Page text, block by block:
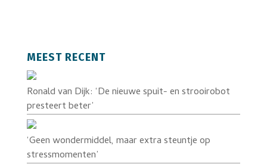
MEEST RECENT
Ronald van Dijk: ‘De nieuwe spuit- en strooirobot
presteert beter’
‘Geen wondermiddel, maar extra steuntje op
stressmomenten’